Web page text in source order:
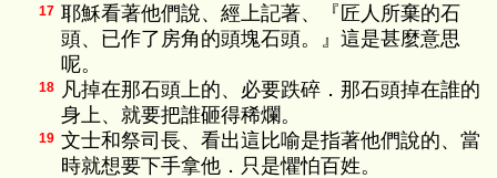
17 耶穌看著他們說、經上記著、『匠人所棄的石
頭、已作了房角的頭塊石頭。』這是甚麼意思
呢。
18 凡掉在那石頭上的、必要跌碎．那石頭掉在誰的
身上、就要把誰砸得稀爛。
19 文士和祭司長、看出這比喻是指著他們說的、當
時就想要下手拿他．只是懼怕百姓。